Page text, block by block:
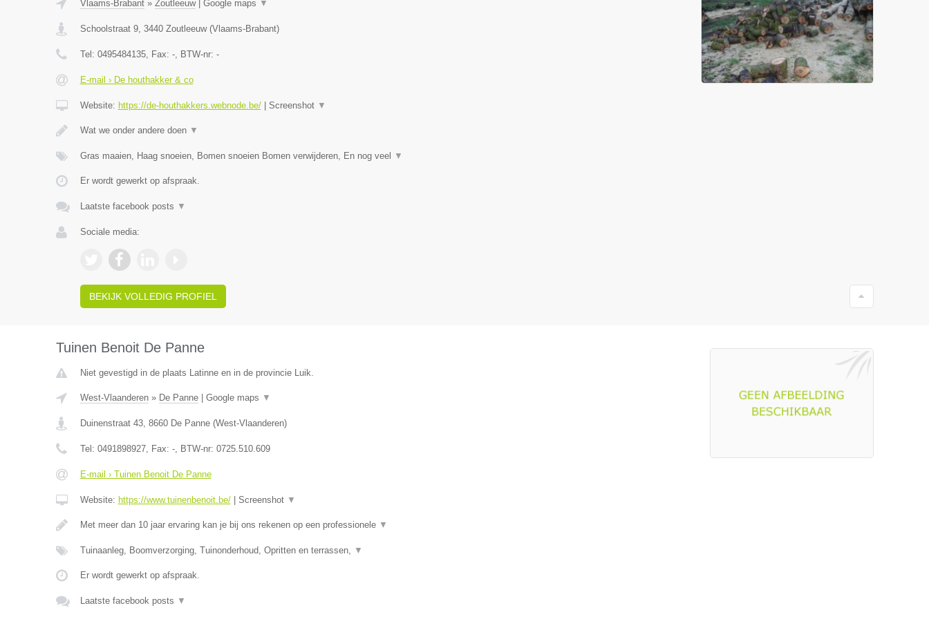
Vlaams-Brabant» Zoutleeuw| Google maps ▼
Schoolstraat 9, 3440 Zoutleeuw(Vlaams-Brabant)
Tel: 0495484135, Fax: -, BTW-nr: -
E-mail › De houthakker & co
Website: https://de-houthakkers.webnode.be/| Screenshot ▼
Wat we onder andere doen ▼
Gras maaien, Haag snoeien, Bomen snoeien Bomen verwijderen, En nog veel ▼
Er wordt gewerkt op afspraak.
Laatste facebook posts ▼
Sociale media:
BEKIJK VOLLEDIG PROFIEL
Tuinen Benoit De Panne
Niet gevestigd in de plaats Latinne en in de provincie Luik.
West-Vlaanderen» De Panne| Google maps ▼
Duinenstraat 43, 8660 De Panne(West-Vlaanderen)
Tel: 0491898927, Fax: -, BTW-nr: 0725.510.609
E-mail › Tuinen Benoit De Panne
Website: https://www.tuinenbenoit.be/| Screenshot ▼
Met meer dan 10 jaar ervaring kan je bij ons rekenen op een professionele ▼
Tuinaanleg, Boomverzorging, Tuinonderhoud, Opritten en terrassen, ▼
Er wordt gewerkt op afspraak.
Laatste facebook posts ▼